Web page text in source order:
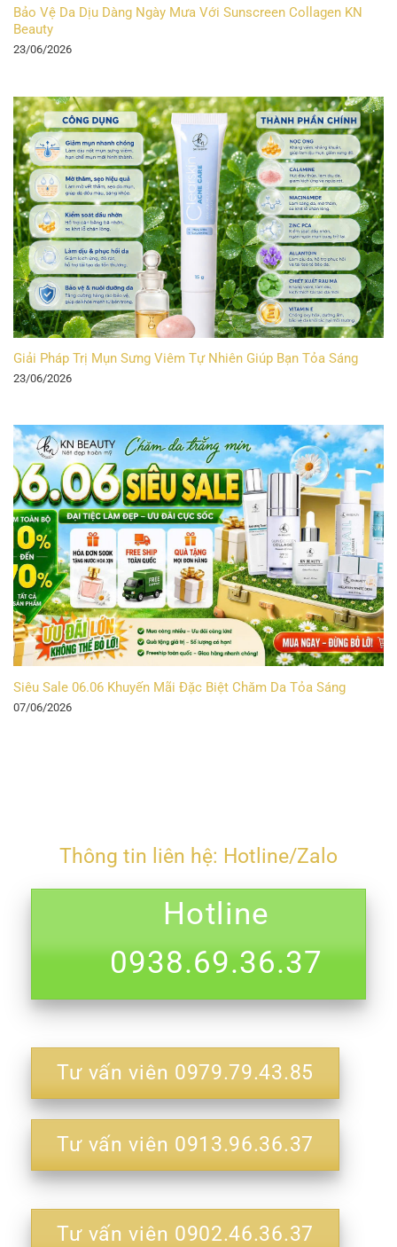
Bảo Vệ Da Dịu Dàng Ngày Mưa Với Sunscreen Collagen KN
Beauty
23/06/2026
Giải Pháp Trị Mụn Sưng Viêm Tự Nhiên Giúp Bạn Tỏa Sáng
23/06/2026
Siêu Sale 06.06 Khuyến Mãi Đặc Biệt Chăm Da Tỏa Sáng
07/06/2026
Thông tin liên hệ: Hotline/Zalo
Hotline
0938.69.36.37
Tư vấn viên 0979.79.43.85
Tư vấn viên 0913.96.36.37
Tư vấn viên 0902.46.36.37